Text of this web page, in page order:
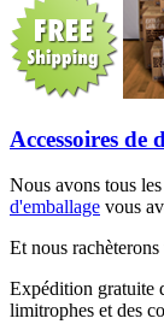
Accessoires de
Nous avons tous les
d'emballage vous
Et nous
Expédition gratuite
limitrophes et des